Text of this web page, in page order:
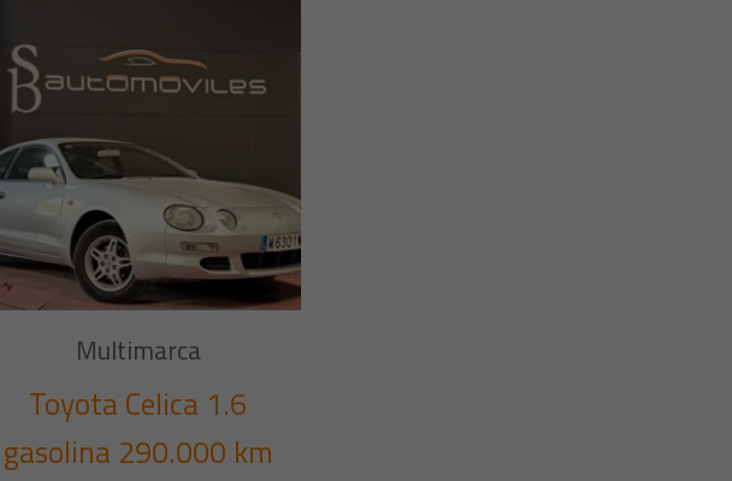
Multimarca
Toyota Celica 1.6
gasolina 290.000 km